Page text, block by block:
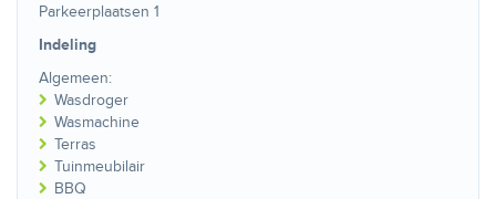
Parkeerplaatsen 1
Indeling
Algemeen:
Wasdroger
Wasmachine
Terras
Tuinmeubilair
BBQ